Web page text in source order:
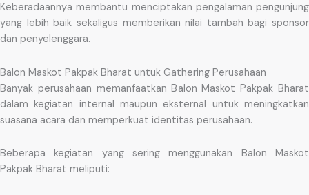
Keberadaannya membantu menciptakan pengalaman pengunjung
yang lebih baik sekaligus memberikan nilai tambah bagi sponsor
dan penyelenggara.
Balon Maskot Pakpak Bharat untuk Gathering Perusahaan
Banyak perusahaan memanfaatkan Balon Maskot Pakpak Bharat
dalam kegiatan internal maupun eksternal untuk meningkatkan
suasana acara dan memperkuat identitas perusahaan.
Beberapa kegiatan yang sering menggunakan Balon Maskot
Pakpak Bharat meliputi: